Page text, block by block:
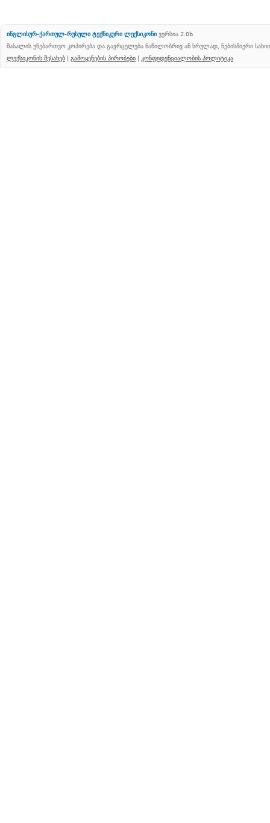
ინგლისურ-ქართულ-რუსული ტექნიკური ლექსიკონი ვერსია 2.0b
მასალის უნებართვო კოპირება და გავრცელება ნაწილობრივ ან სრულად, ნებისმიერი
ლექსიკონის შესახებ | გამოყენების პირობები | კონფიდენციალობის პოლიტიკა